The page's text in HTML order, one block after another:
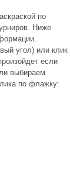
по
Ниже
угол) или клик
если
выбираем
по флажку: